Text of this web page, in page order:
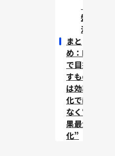
盤の
活用
まと
め：DX
で目指
すもの
は効率
化では
なく“成
果最大
化”